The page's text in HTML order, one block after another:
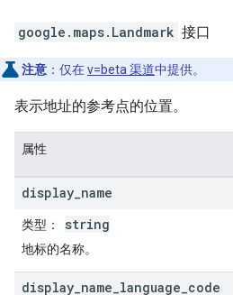
google.maps. Landmark 接口
注意 ：仅在v=beta 渠道中提供。
表示地址的参考点的位置。
属性
display name
类型 ： string
地标的名称。
display name language code